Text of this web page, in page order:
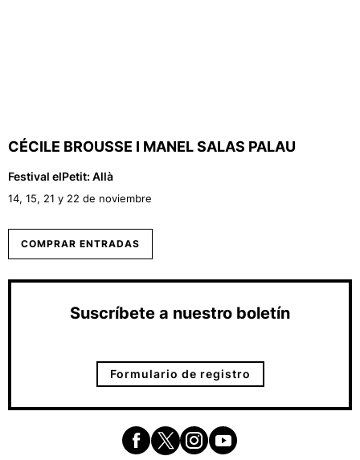
CÉCILE BROUSSE I MANEL SALAS PALAU
Festival elPetit: Allà
14, 15, 21 y 22 de noviembre
COMPRAR ENTRADAS
Suscríbete a nuestro boletín
Formulario de registro